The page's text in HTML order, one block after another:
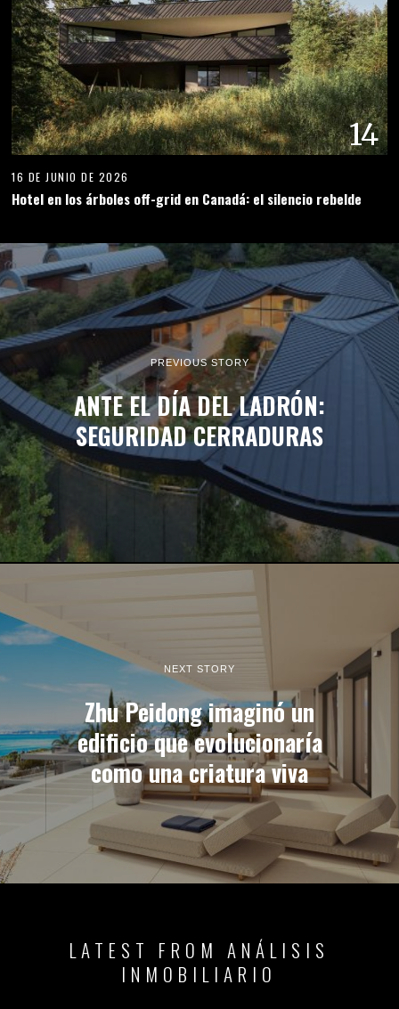
14
16 DE JUNIO DE 2026
Hotel en los árboles off-grid en Canadá: el silencio rebelde
PREVIOUS STORY
ANTE EL DÍA DEL LADRÓN:
SEGURIDAD CERRADURAS
NEXT STORY
Zhu Peidong imaginó un
edificio que evolucionaría
como una criatura viva
LATEST FROM ANÁLISIS
INMOBILIARIO